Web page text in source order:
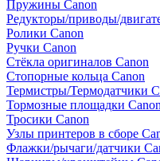
Пружины Canon
Редукторы/приводы/
Ролики Canon
Ручки Canon
Стёкла оригиналов Canon
Стопорные кольца Canon
Термистры/Термодатчики
Тормозные площадки Canon
Тросики Canon
Узлы принтеров в сборе
Флажки/рычаги/датчики